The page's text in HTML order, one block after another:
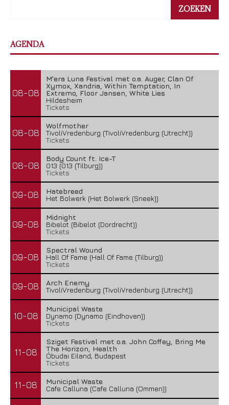
ZOEKEN
AGENDA
08-08
M'era Luna Festival met o.a. Auger, Clan Of
Xymox, Xandria, Within Temptation, In
Extremo, Floor Jansen, White Lies
Hildesheim
Tickets
08-08
Wolfmother
TivoliVredenburg (TivoliVredenburg (Utrecht))
Tickets
08-08
Body Count ft. Ice-T
013 (013 (Tilburg))
Tickets
09-08
Hatebreed
Het Bolwerk (Het Bolwerk (Sneek))
09-08
Midnight
Bibelot (Bibelot (Dordrecht))
Tickets
09-08
Spectral Wound
Hall Of Fame (Hall Of Fame (Tilburg))
Tickets
09-08
Arch Enemy
TivoliVredenburg (TivoliVredenburg (Utrecht))
10-08
Municipal Waste
Dynamo (Dynamo (Eindhoven))
Tickets
11-08
Sziget Festival met o.a. John Coffey, Bring Me
The Horizon, Health
Óbudai Eiland, Budapest
Tickets
11-08
Municipal Waste
Cafe Calluna (Cafe Calluna (Ommen))